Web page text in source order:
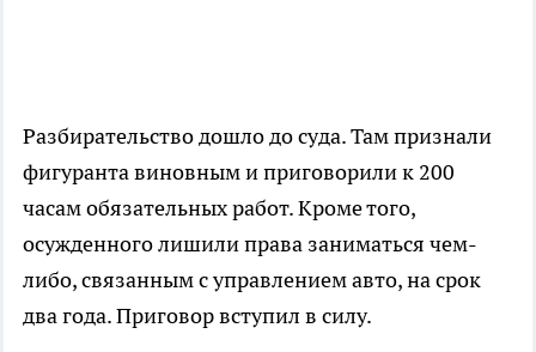
Разбирательство дошло до суда. Там признали
фигуранта виновным и приговорили к 200
часам обязательных работ. Кроме того,
осужденного лишили права заниматься чем-
либо, связанным с управлением авто, на срок
два года. Приговор вступил в силу.